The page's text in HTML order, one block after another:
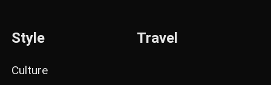
Style
Culture
Travel